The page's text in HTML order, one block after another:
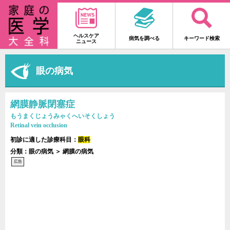
ヘルスケア
ニュース
病気を調べる キーワード検索
眼の病気
網膜静脈閉塞症
もうまくじょうみゃくへいそくしょう
Retinal vein occlusion
初診に適した診療科目： 眼科
分類：眼の病気 ＞ 網膜の病気
広告